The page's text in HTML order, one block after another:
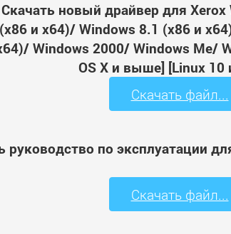
Скачать новый драйвер для Xerox
и x64)/ Windows 8.1 (x86 и
Windows 2000/ Windows Me/
OS X и выше] [Linux
Скачать файл...
руководство по эксплуатации
Скачать файл...